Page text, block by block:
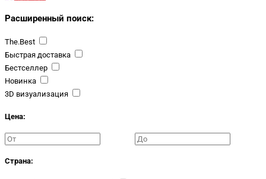
Расширенный поиск:
The.Best
Быстрая доставка
Бестселлер
Новинка
3D визуализация
Цена:
Страна: